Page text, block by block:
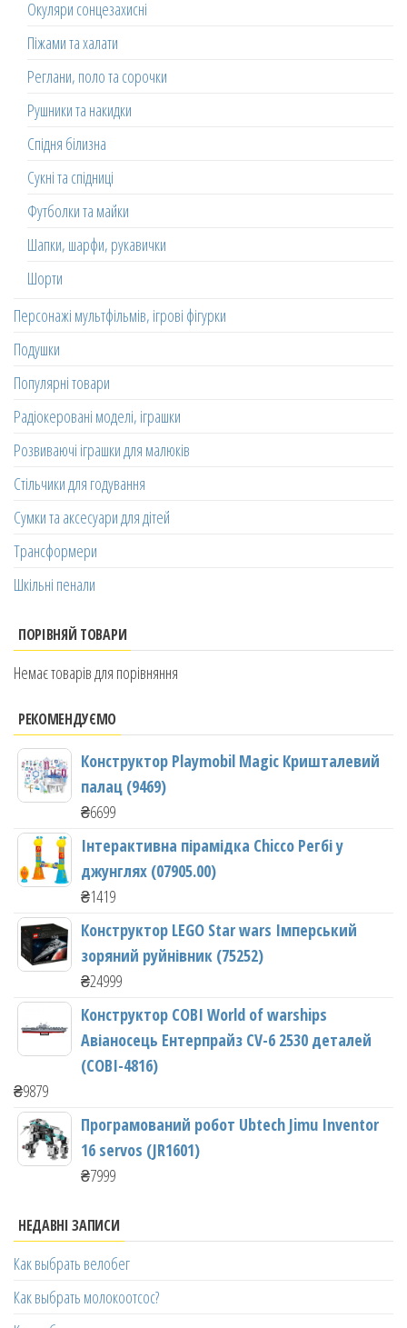
Окуляри сонцезахисні
Піжами та халати
Реглани, поло та сорочки
Рушники та накидки
Спідня білизна
Сукні та спідниці
Футболки та майки
Шапки, шарфи, рукавички
Шорти
Персонажі мультфільмів, ігрові фігурки
Подушки
Популярні товари
Радіокеровані моделі, іграшки
Розвиваючі іграшки для малюків
Стільчики для годування
Сумки та аксесуари для дітей
Трансформери
Шкільні пенали
ПОРІВНЯЙ ТОВАРИ
Немає товарів для порівняння
РЕКОМЕНДУЄМО
Конструктор Playmobil Magic Кришталевий
палац (9469)
₴6699
Інтерактивна пірамідка Chicco Регбі у
джунглях (07905.00)
₴1419
Конструктор LEGO Star wars Імперський
зоряний руйнівник (75252)
₴24999
Конструктор COBI World of warships
Авіаносець Ентерпрайз CV-6 2530 деталей
(COBI-4816)
₴9879
Програмований робот Ubtech Jimu Inventor
16 servos (JR1601)
₴7999
НЕДАВНІ ЗАПИСИ
Как выбрать велобег
Как выбрать молокоотсос?